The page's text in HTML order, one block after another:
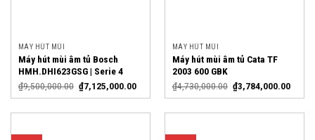
MÁY HÚT MÙI
Máy hút mùi âm tủ Bosch
HMH.DHI623GSG | Serie 4
₫9,500,000.00 ₫7,125,000.00
MÁY HÚT MÙI
Máy hút mùi âm tủ Cata TF
2003 600 GBK
₫4,730,000.00 ₫3,784,000.00